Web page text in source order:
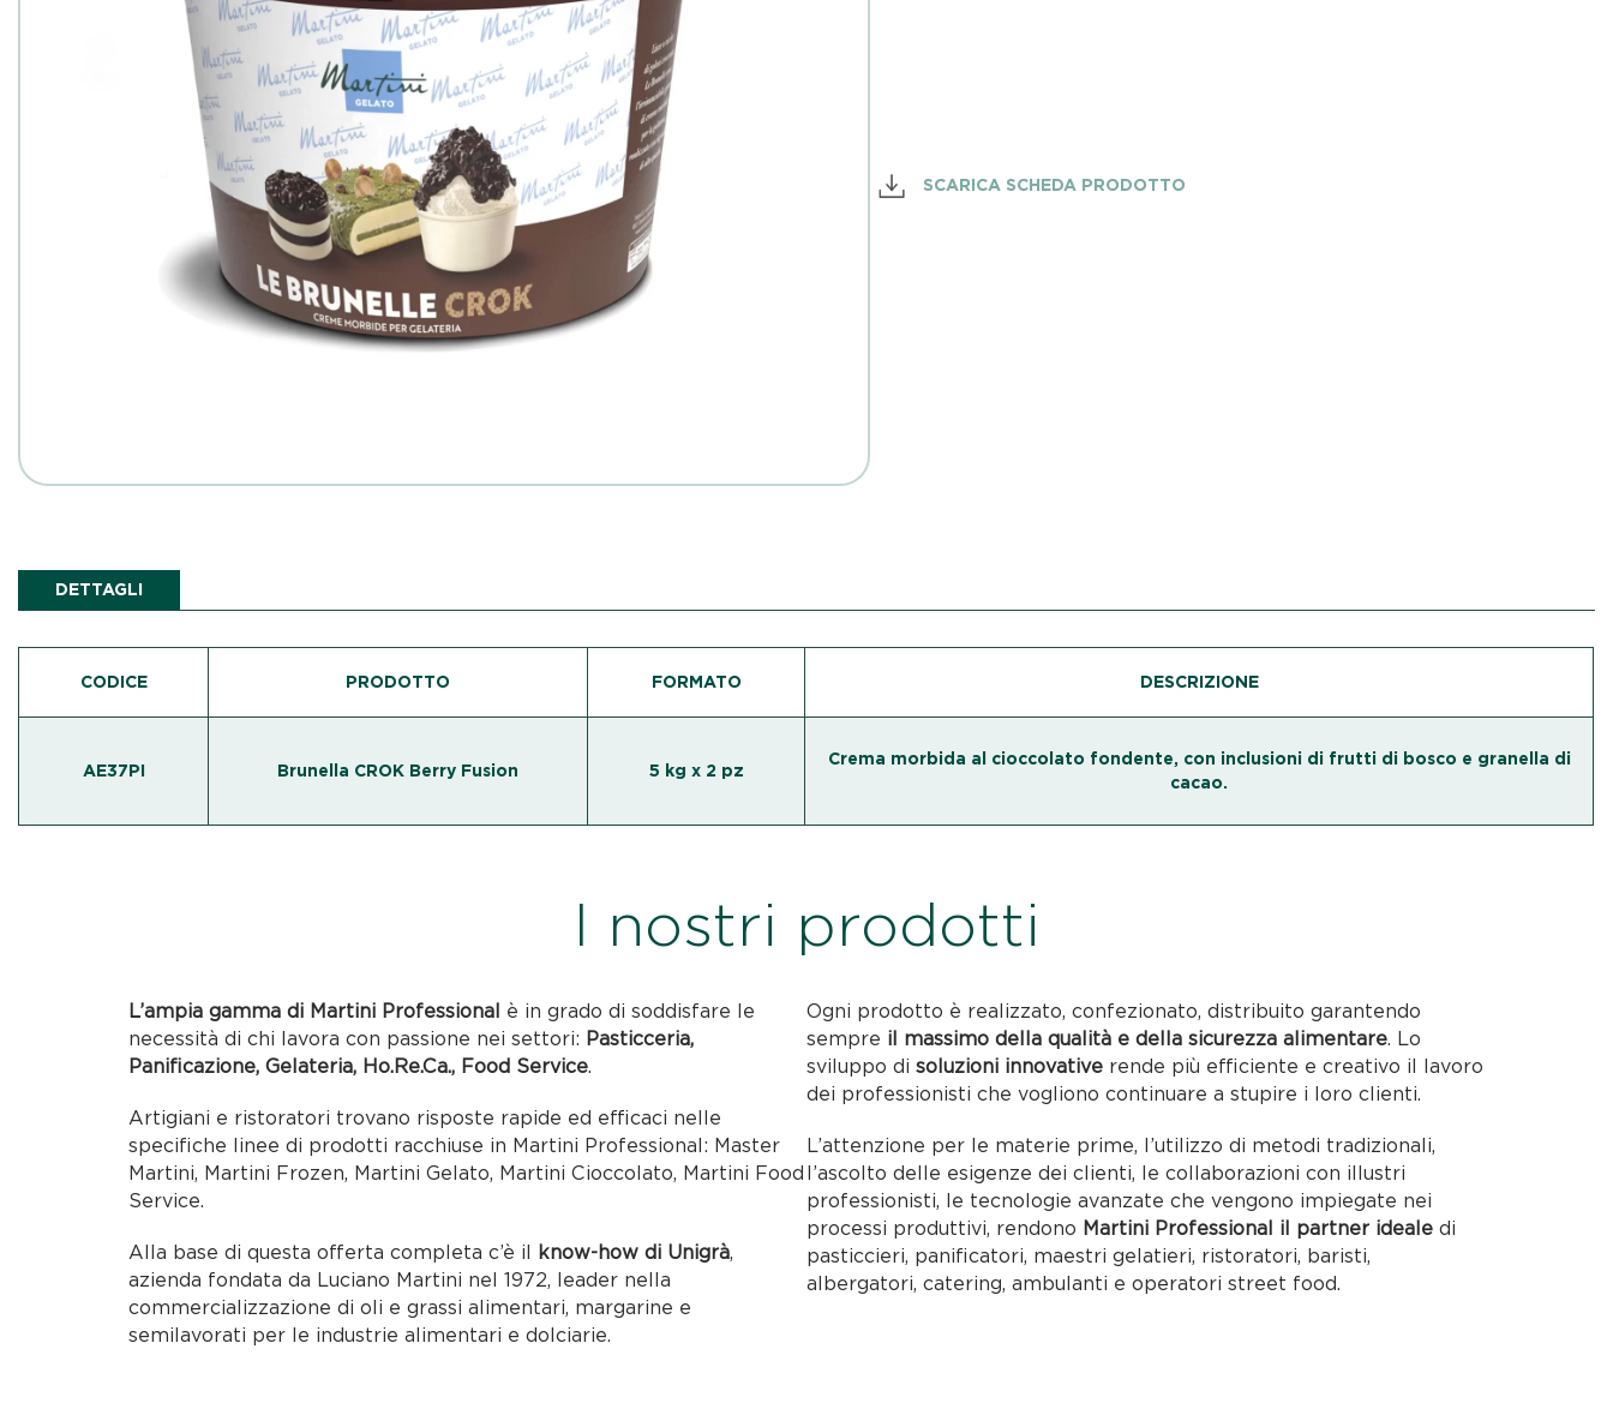
SCARICA SCHEDA PRODOTTO
DETTAGLI
CODICE PRODOTTO
AE37PI Brunella CROK Berry Fusion
FORMATO DESCRIZIONE
5 kg x 2 pz
Crema morbida al cioccolato fondente, con inclusioni di frutti di bosco e granella di
cacao.
I nostri prodotti
L’ampia gamma di Martini Professional è in grado di soddisfare le
necessità di chi lavora con passione nei settori: Pasticceria,
Panificazione, Gelateria, Ho.Re.Ca., Food Service.
Artigiani e ristoratori trovano risposte rapide ed efficaci nelle
specifiche linee di prodotti racchiuse in Martini Professional: Master
Martini, Martini Frozen, Martini Gelato, Martini Cioccolato, Martini Food
Service.
Alla base di questa offerta completa c’è il know-how di Unigrà,
azienda fondata da Luciano Martini nel 1972, leader nella
commercializzazione di oli e grassi alimentari, margarine e
semilavorati per le industrie alimentari e dolciarie.
Ogni prodotto è realizzato, confezionato, distribuito garantendo
sempre il massimo della qualità e della sicurezza alimentare. Lo
sviluppo di soluzioni innovative rende più efficiente e creativo il lavoro
dei professionisti che vogliono continuare a stupire i loro clienti.
L’attenzione per le materie prime, l’utilizzo di metodi tradizionali,
l’ascolto delle esigenze dei clienti, le collaborazioni con illustri
professionisti, le tecnologie avanzate che vengono impiegate nei
processi produttivi, rendono Martini Professional il partner ideale di
pasticcieri, panificatori, maestri gelatieri, ristoratori, baristi,
albergatori, catering, ambulanti e operatori street food.